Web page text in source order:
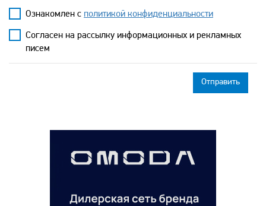
Ознакомлен с политикой конфиденциальности
Согласен на рассылку информационных и рекламных
писем